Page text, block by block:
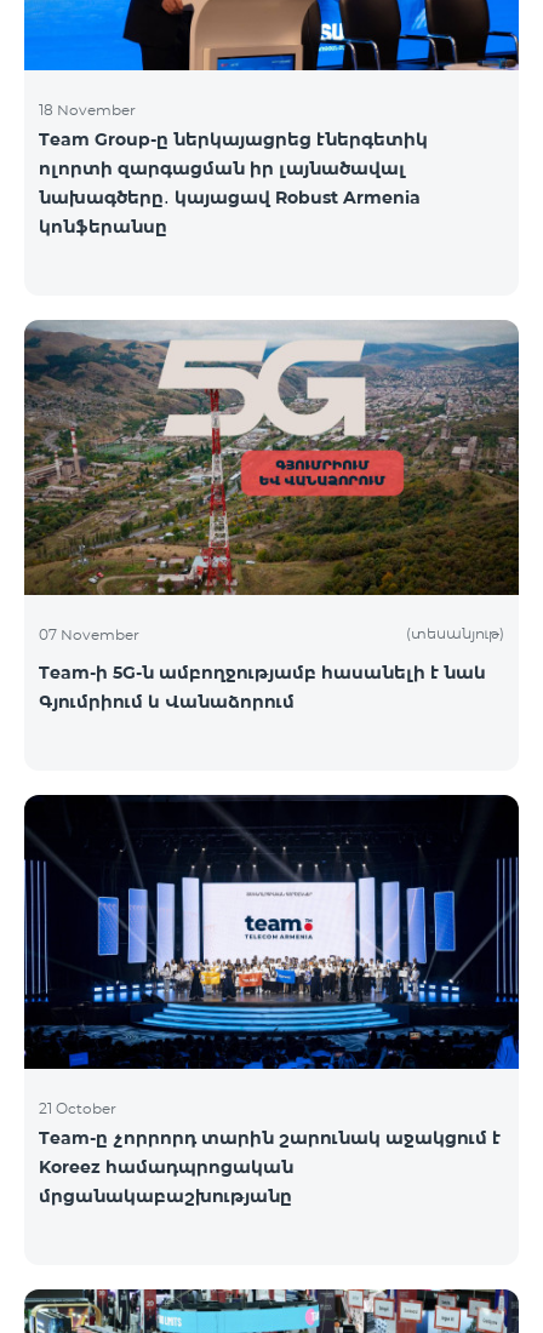
18 November
Team Group-ը ներկայացրեց էներգետիկ
ոլորտի զարգացման իր լայնածավալ
նախագծերը․ կայացավ Robust Armenia
կոնֆերանսը
07 November (տեսանյութ)
Team-ի 5G-ն ամբողջությամբ հասանելի է նաև
Գյումրիում և Վանաձորում
21 October
Team-ը չորրորդ տարին շարունակ աջակցում է
Koreez համադպրոցական
մրցանակաբաշխությանը